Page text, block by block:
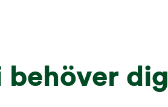
behöver dig